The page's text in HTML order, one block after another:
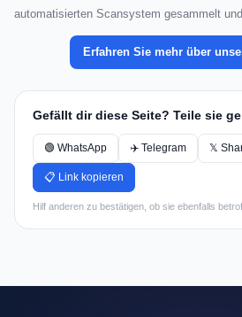
automatisierten Scansystem gesammelt
Erfahren Sie mehr über
Gefällt dir diese Seite? Teile sie
🟢 WhatsApp ✈️ Telegram 𝕏
📋 Link kopieren
Hilf anderen zu bestätigen, ob sie ebenfalls